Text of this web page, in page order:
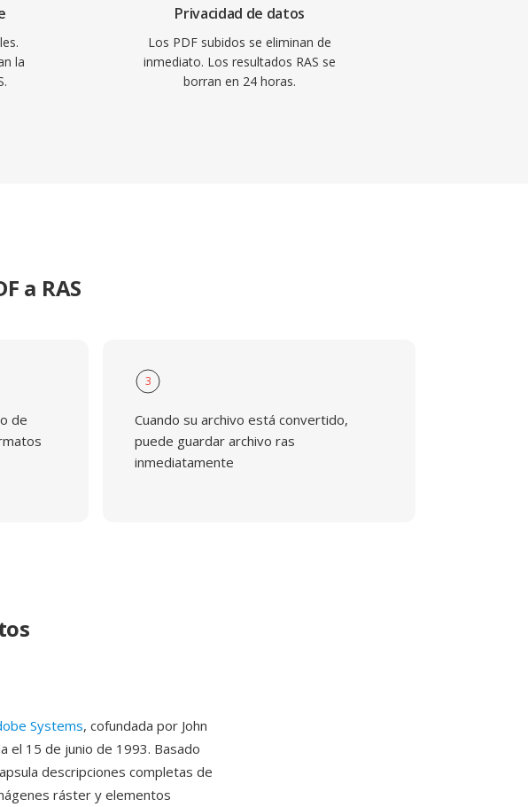
la
Privacidad de datos
Los PDF subidos se eliminan de
inmediato. Los resultados RAS se
borran en 24 horas.
a RAS
de
3
Cuando su archivo está convertido,
puede guardar archivo ras
inmediatamente
Systems, cofundada por John
el 15 de junio de 1993. Basado
descripciones completas de
ráster y elementos